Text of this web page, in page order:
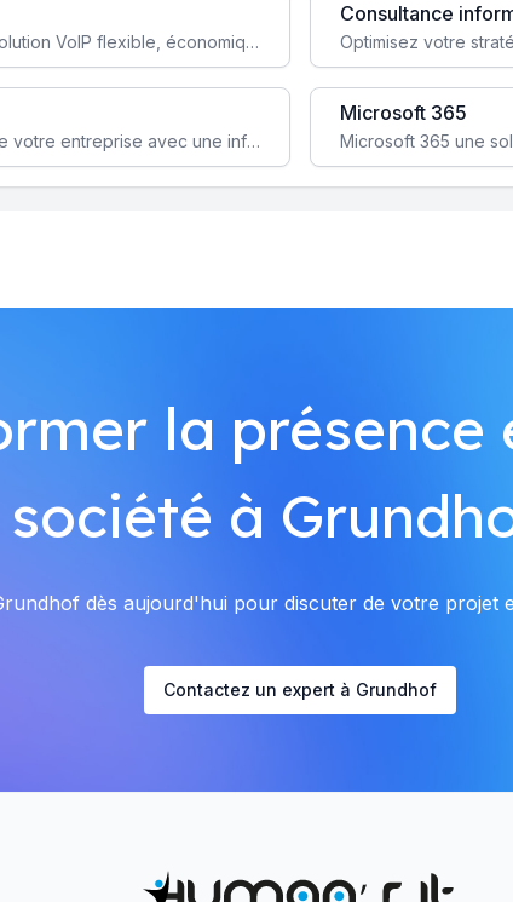
Simplifiez votre communication avec une solution VoIP flexible, économique et adaptée à vos besoins professionnels.
Consultance
Garantissez la stabilité et la performance de votre entreprise avec une infrastructure IT sécurisée et évolutive.
Microsoft 365
la présence
société à
dès aujourd'hui pour discuter de votre projet
Contactez un expert à Grundhof